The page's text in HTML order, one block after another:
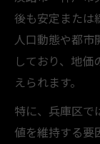
後も安定または
人口動態や都市
しており、地
えられます。
特に、兵庫区で
値を維持する要